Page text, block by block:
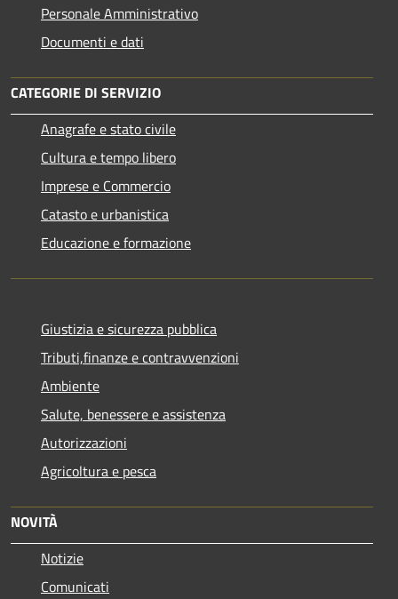
Personale Amministrativo
Documenti e dati
CATEGORIE DI SERVIZIO
Anagrafe e stato civile
Cultura e tempo libero
Imprese e Commercio
Catasto e urbanistica
Educazione e formazione
Giustizia e sicurezza pubblica
Tributi,finanze e contravvenzioni
Ambiente
Salute, benessere e assistenza
Autorizzazioni
Agricoltura e pesca
NOVITÀ
Notizie
Comunicati